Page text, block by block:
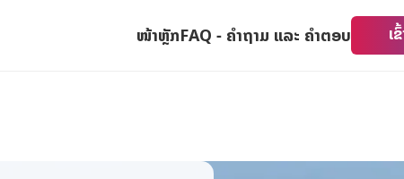
ໜ້າຫຼັກFAQ - ຄໍາຖາມ ແລະ ຄໍາຕອບ ເ